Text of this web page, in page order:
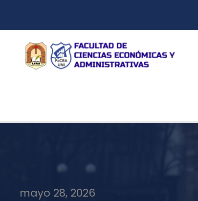
mayo 28, 2026